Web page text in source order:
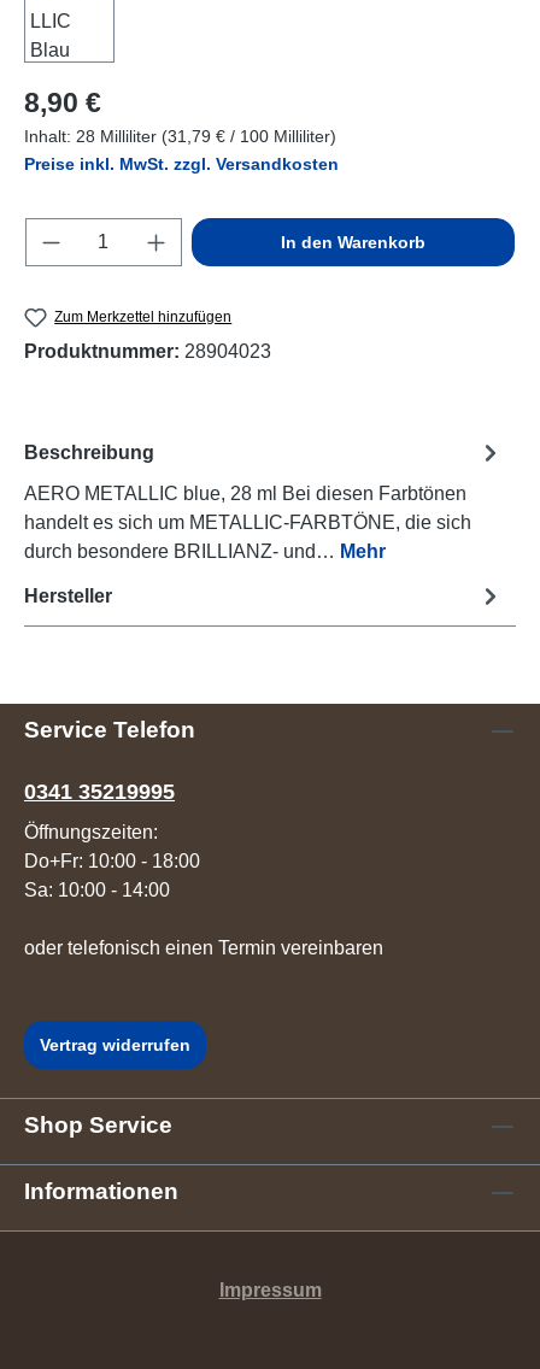
Regulärer Preis:
8,90 €
Inhalt: 28 Milliliter (31,79 € / 100 Milliliter)
Preise inkl. MwSt. zzgl. Versandkosten
Produkt Anzahl: Gib den gewünschten
In den Warenkorb
Zum Merkzettel hinzufügen
Produktnummer: 28904023
Beschreibung
AERO METALLIC blue, 28 ml Bei diesen Farbtönen
handelt es sich um METALLIC-FARBTÖNE, die sich
durch besondere BRILLIANZ- und… Mehr
Hersteller
Service Telefon
0341 35219995
Öffnungszeiten:
Do+Fr: 10:00 - 18:00
Sa: 10:00 - 14:00
oder telefonisch einen Termin vereinbaren
Vertrag widerrufen
Shop Service
Informationen
Impressum